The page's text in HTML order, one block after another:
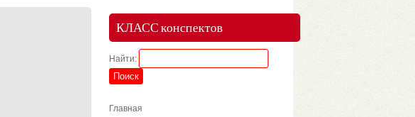
КЛАСС конспектов
Найти:
Главная